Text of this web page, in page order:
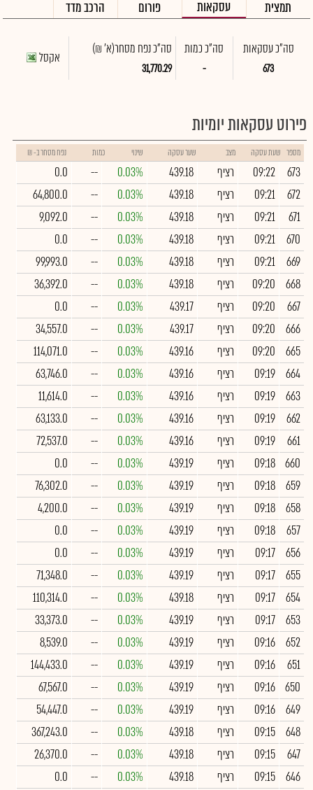
תמצית עסקאות פורום הרכב מדד
סה"כ עסקאות
673
סה"כ כמות
-
סה"כ נפח מסחר(א' ₪)
31,770.29
אקסל
פירוט עסקאות יומיות
מספר שעת עסקה מצב שער עסקה שינוי כמות נפח מסחר ב- ₪
673
09:22 רציף 439.18
0.03%
--
0.0
672
09:21 רציף 439.18
0.03%
--
64,800.0
671
09:21 רציף 439.18
0.03%
--
9,092.0
670
09:21 רציף 439.18
0.03%
--
0.0
669
09:21 רציף 439.18
0.03%
--
99,993.0
668
09:20 רציף 439.18
0.03%
--
36,392.0
667
09:20 רציף 439.17
0.03%
--
0.0
666
09:20 רציף 439.17
0.03%
--
34,557.0
665
09:20 רציף 439.16
0.03%
--
114,071.0
664
09:19 רציף 439.16
0.03%
--
63,746.0
663
09:19 רציף 439.16
0.03%
--
11,614.0
662
09:19 רציף 439.16
0.03%
--
63,133.0
661
09:19 רציף 439.16
0.03%
--
72,537.0
660
09:18 רציף 439.19
0.03%
--
0.0
659
09:18 רציף 439.19
0.03%
--
76,302.0
658
09:18 רציף 439.19
0.03%
--
4,200.0
657
09:18 רציף 439.19
0.03%
--
0.0
656
09:17 רציף 439.19
0.03%
--
0.0
655
09:17 רציף 439.19
0.03%
--
71,348.0
654
09:17 רציף 439.18
0.03%
--
110,314.0
653
09:17 רציף 439.19
0.03%
--
33,373.0
652
09:16 רציף 439.19
0.03%
--
8,539.0
651
09:16 רציף 439.19
0.03%
--
144,433.0
650
09:16 רציף 439.19
0.03%
--
67,567.0
649
09:16 רציף 439.19
0.03%
--
54,447.0
648
09:15 רציף 439.18
0.03%
--
367,243.0
647
09:15 רציף 439.18
0.03%
--
26,370.0
646
09:15 רציף 439.18
0.03%
--
0.0